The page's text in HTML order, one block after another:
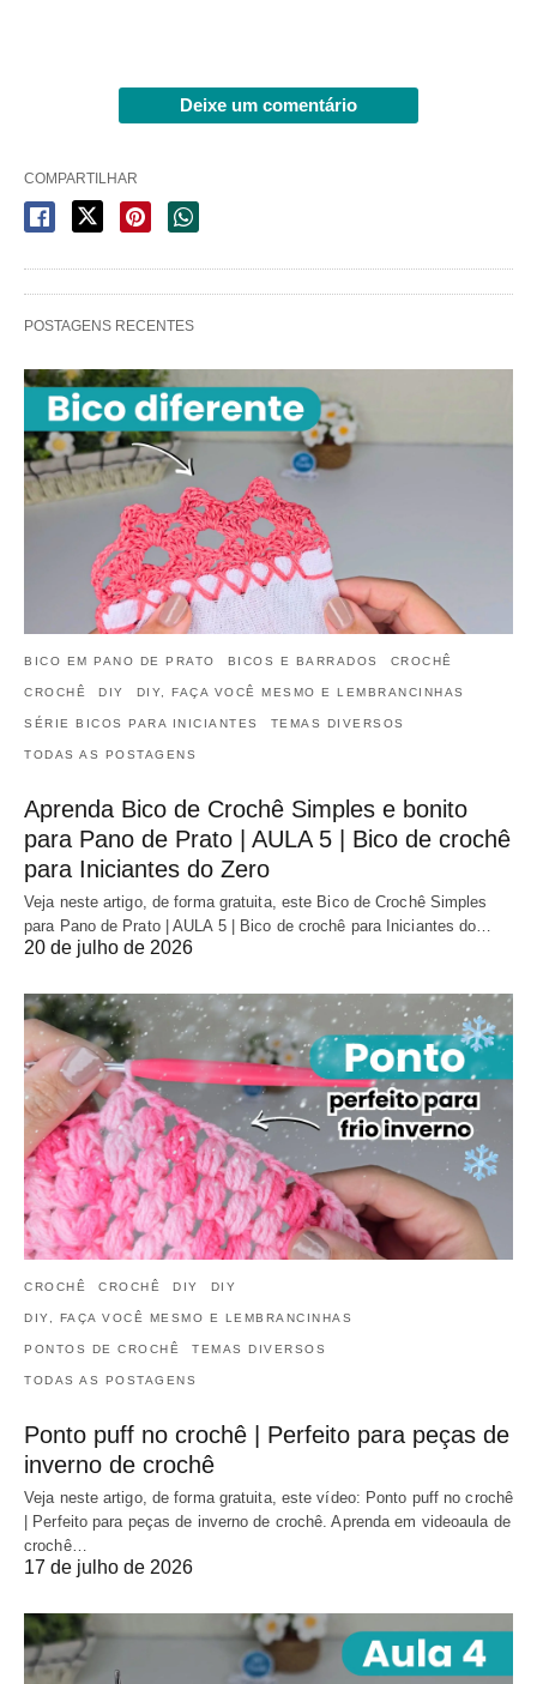
Deixe um comentário
COMPARTILHAR
POSTAGENS RECENTES
BICO EM PANO DE PRATO BICOS E BARRADOS CROCHÊ
CROCHÊ DIY DIY, FAÇA VOCÊ MESMO E LEMBRANCINHAS
SÉRIE BICOS PARA INICIANTES TEMAS DIVERSOS
TODAS AS POSTAGENS
Aprenda Bico de Crochê Simples e bonito
para Pano de Prato | AULA 5 | Bico de crochê
para Iniciantes do Zero
Veja neste artigo, de forma gratuita, este Bico de Crochê Simples
para Pano de Prato | AULA 5 | Bico de crochê para Iniciantes do…
20 de julho de 2026
CROCHÊ CROCHÊ DIY DIY
DIY, FAÇA VOCÊ MESMO E LEMBRANCINHAS
PONTOS DE CROCHÊ TEMAS DIVERSOS
TODAS AS POSTAGENS
Ponto puff no crochê | Perfeito para peças de
inverno de crochê
Veja neste artigo, de forma gratuita, este vídeo: Ponto puff no crochê
| Perfeito para peças de inverno de crochê. Aprenda em videoaula de
crochê…
17 de julho de 2026